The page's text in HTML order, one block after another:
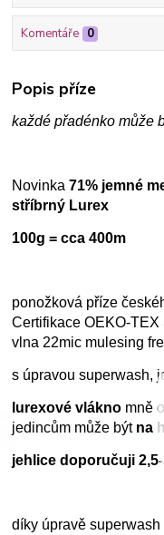
Komentáře 0
Popis příze
každé přadénko může
Novinka71% jemné
stříbrný Lurex
100g = cca 400m
ponožková příze
Certifikace OEKO-
vlna 22mic mulesing
s úpravou superwash,
lurexové vlákno mně
jedincům může být na
jehlice doporučuji
díky úpravě